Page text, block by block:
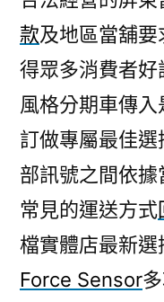
款及地區當舖
得眾多消費者好
風格分期車傳
訂做專屬最佳選
部訊號之間依
常見的運送方式
檔實體店最新
Force Sensor